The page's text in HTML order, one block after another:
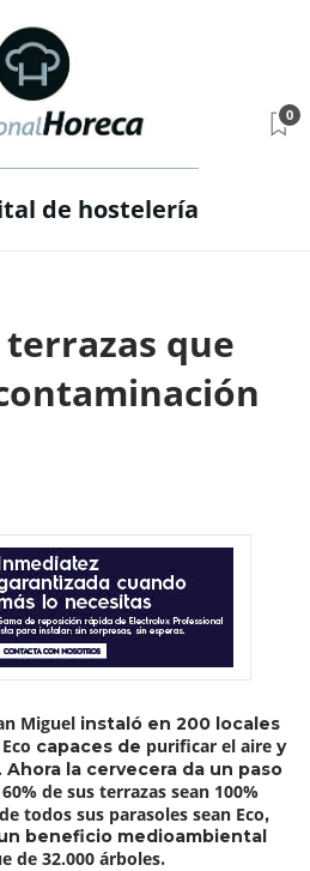
de hostelería
0
que
Miguel instaló en 200 locales
capaces de purificar el aire y
Ahora la cervecera da un paso
60% de sus terrazas sean 100%
todos sus parasoles sean Eco,
beneficio medioambiental
de 32.000 árboles.